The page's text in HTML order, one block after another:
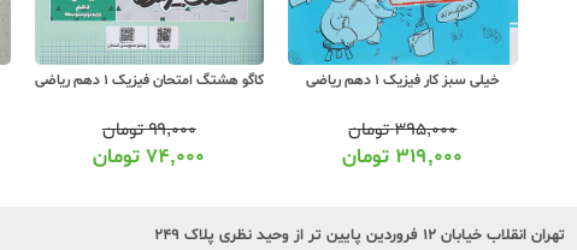
خیلی سبز کار فیزیک 1 دهم ریاضی
۳۹۵,۰۰۰تومان
۳۱۹,۰۰۰ تومان
کاگو هشتگ امتحان فیزیک 1 دهم ریاضی
۹۹,۰۰۰تومان
۷۴,۰۰۰تومان
تهران انقلاب خیابان ۱۲ فروردین پایین تر از وحید نظری پلاک ۲۴۹